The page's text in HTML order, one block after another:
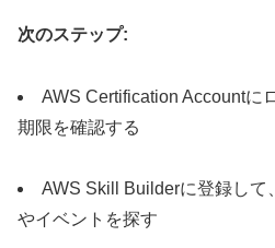
次のステップ:
AWS Certification Accountに
期限を確認する
AWS Skill Builderに登録して
やイベントを探す